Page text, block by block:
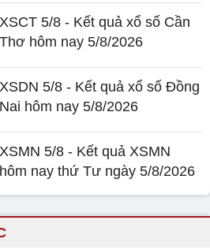
XSCT 5/8 - Kết quả xổ số Cần
Thơ hôm nay 5/8/2026
XSDN 5/8 - Kết quả xổ số Đồng
Nai hôm nay 5/8/2026
XSMN 5/8 - Kết quả XSMN
hôm nay thứ Tư ngày 5/8/2026